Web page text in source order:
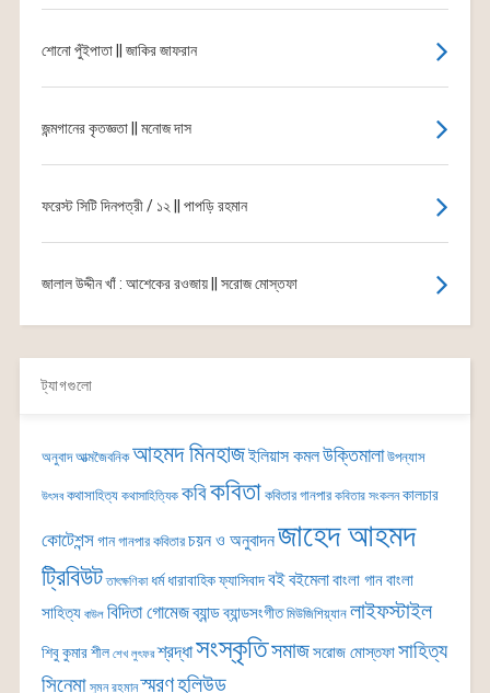
শোনো পুঁইপাতা || জাকির জাফরান
জন্মগানের কৃতজ্ঞতা || মনোজ দাস
ফরেস্ট সিটি দিনপত্রী / ১২ || পাপড়ি রহমান
জালাল উদ্দীন খাঁ : আশেকের রওজায় || সরোজ মোস্তফা
ট্যাগগুলো
অনুবাদ আত্মজৈবনিক আহমদ মিনহাজইলিয়াস কমলউক্তিমালা উপন্যাস
উৎসব কথাসাহিত্য কথাসাহিত্যিক কবিকবিতা কবিতার গানপার কবিতার সংকলন কালচার
কোটেশন্সগান গানপার কবিতার চয়ন ও অনুবাদনজাহেদ আহমদ
ট্রিবিউট তাৎক্ষণিকা ধর্ম ধারাবাহিকফ্যাসিবাদবইবইমেলাবাংলা গানবাংলা
সাহিত্য বাউল বিদিতা গোমেজব্যান্ডব্যান্ডসংগীত মিউজিশিয়্যান লাইফস্টাইল
শিবু কুমার শীল শেখ লুৎফর শ্রদ্ধাসংস্কৃতিসমাজসরোজ মোস্তফাসাহিত্য
সিনেমা সুমন রহমান স্মরণহলিউড